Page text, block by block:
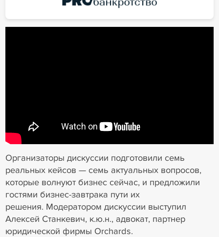
Организаторы дискуссии подготовили семь
реальных кейсов — семь актуальных вопросов,
которые волнуют бизнес сейчас, и предложили
гостями бизнес-завтрака пути их
решения. Модератором дискуссии выступил
Алексей Станкевич, к.ю.н., адвокат, партнер
юридической фирмы Orchards.